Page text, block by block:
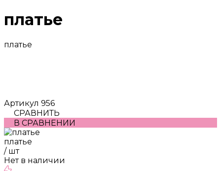
платье
платье
Артикул 956
СРАВНИТЬ
В СРАВНЕНИИ
платье
/ шт
Нет в наличии